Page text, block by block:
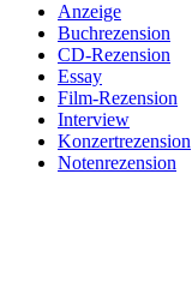
Anzeige
Buchrezension
CD-Rezension
Essay
Film-Rezension
Interview
Konzertrezension
Notenrezension